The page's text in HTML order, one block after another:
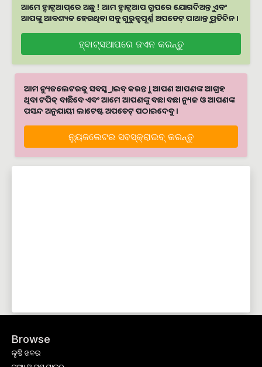
ଆମେ ହ୍ବାଟ୍ସଆପ୍‌ରେ ଅଛୁ ! ଆମ ହ୍ବାଟ୍ସଆପ ଗ୍ରୁପରେ ଯୋଗଦିଅନ୍ତୁ ଏବଂ
ଆପଙ୍କୁ ଆବଶ୍ୟକ ହେଉଥିବା ସବୁ ଗୁରୁତ୍ବପୂର୍ଣ୍ଣ ଅପଡେଟ୍‌ ପାଆନ୍ତୁ ପ୍ରତିଦିନ ।
ହ୍ବାଟ୍ସଆପରେ ଜଏନ କରନ୍ତୁ
ଆମ ନ୍ୟୁଜଲେଟରକୁ ସବସ୍କ୍ରାଇବ୍ କରନ୍ତୁ । ଆପଣ ଆପଣଙ୍କ ଆଗ୍ରହ
ଥିବା ଟପିକ୍‌ ବାଛିବେ ଏବଂ ଆମେ ଆପଣଙ୍କୁ ବଛା ବଛା ନ୍ୟୁଜ ଓ ଆପଣଙ୍କ
ପସନ୍ଦ ଅନୁଯାୟୀ ଲାଟେଷ୍ଟ ଅପଡେଟ୍‌ ପଠାଇଦେବୁ ।
ନ୍ୟୁଜଲେଟର ସବସ୍କ୍ରାଇବ୍‌ କରନ୍ତୁ
Browse
କୃଷି ଖବର